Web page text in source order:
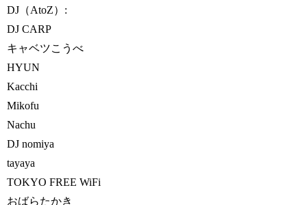
DJ（AtoZ）:
DJ CARP
キャベツこうべ
HYUN
Kacchi
Mikofu
Nachu
DJ nomiya
tayaya
TOKYO FREE WiFi
おばらたかき